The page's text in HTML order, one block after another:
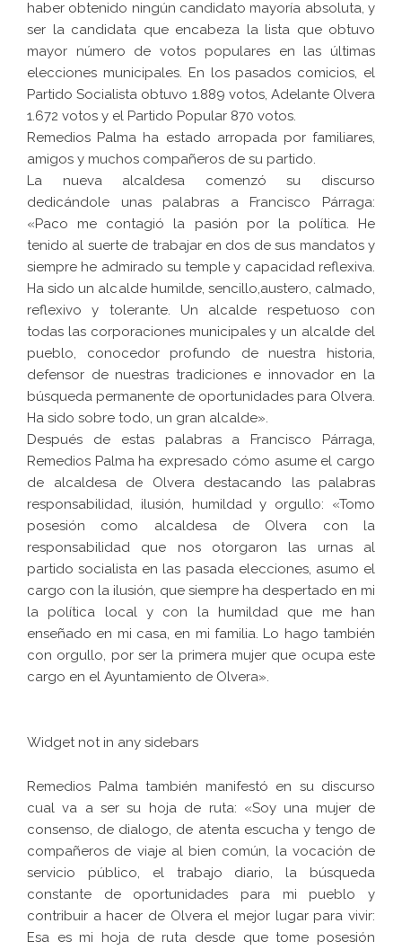
haber obtenido ningún candidato mayoría absoluta, y
ser la candidata que encabeza la lista que obtuvo
mayor número de votos populares en las últimas
elecciones municipales. En los pasados comicios, el
Partido Socialista obtuvo 1.889 votos, Adelante Olvera
1.672 votos y el Partido Popular 870 votos.
Remedios Palma ha estado arropada por familiares,
amigos y muchos compañeros de su partido.
La nueva alcaldesa comenzó su discurso
dedicándole unas palabras a Francisco Párraga:
«Paco me contagió la pasión por la política. He
tenido al suerte de trabajar en dos de sus mandatos y
siempre he admirado su temple y capacidad reflexiva.
Ha sido un alcalde humilde, sencillo,austero, calmado,
reflexivo y tolerante. Un alcalde respetuoso con
todas las corporaciones municipales y un alcalde del
pueblo, conocedor profundo de nuestra historia,
defensor de nuestras tradiciones e innovador en la
búsqueda permanente de oportunidades para Olvera.
Ha sido sobre todo, un gran alcalde».
Después de estas palabras a Francisco Párraga,
Remedios Palma ha expresado cómo asume el cargo
de alcaldesa de Olvera destacando las palabras
responsabilidad, ilusión, humildad y orgullo: «Tomo
posesión como alcaldesa de Olvera con la
responsabilidad que nos otorgaron las urnas al
partido socialista en las pasada elecciones, asumo el
cargo con la ilusión, que siempre ha despertado en mi
la política local y con la humildad que me han
enseñado en mi casa, en mi familia. Lo hago también
con orgullo, por ser la primera mujer que ocupa este
cargo en el Ayuntamiento de Olvera».
Widget not in any sidebars
Remedios Palma también manifestó en su discurso
cual va a ser su hoja de ruta: «Soy una mujer de
consenso, de dialogo, de atenta escucha y tengo de
compañeros de viaje al bien común, la vocación de
servicio público, el trabajo diario, la búsqueda
constante de oportunidades para mi pueblo y
contribuir a hacer de Olvera el mejor lugar para vivir:
Esa es mi hoja de ruta desde que tome posesión